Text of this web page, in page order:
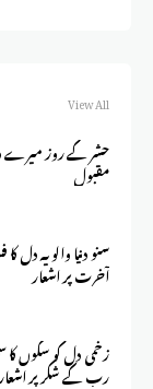
View All
حشر کے روز میرے
مقبول
سنو دنیا والو یہ دل کا
آخرت پر اشعار
زخمی دل کو سکوں
رب کے شکر پر